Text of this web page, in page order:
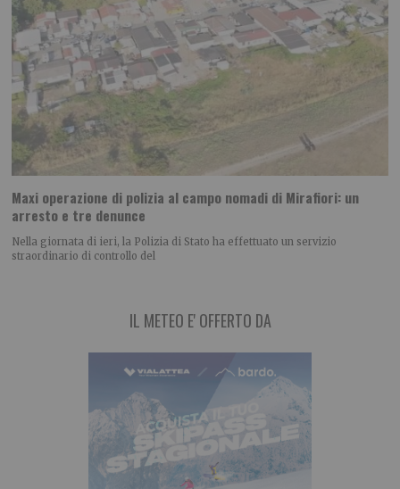
Maxi operazione di polizia al campo nomadi di Mirafiori: un
arresto e tre denunce
Nella giornata di ieri, la Polizia di Stato ha effettuato un servizio
straordinario di controllo del
IL METEO E' OFFERTO DA